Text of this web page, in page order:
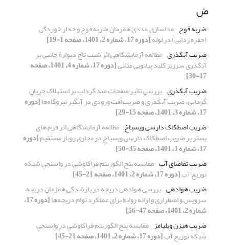
ض
ضربه قوچ مدلسازی عددی همزمان ضربه قوچ و جدار خوردگی
(حفره زدایی) در لوله[دوره 17، شماره 2، 1401، صفحه 1-19]
ضریب آبگذری مطالعه آزمایشگاهی اثر شیب تاج دیوارۀ جانبی بر
آبگذری سرریز کلید پیانویی مثلثی [دوره 17، شماره 4، 1401، صفحه
17-30]
ضریب آبگذری بررسی تاثیر صفحات ضد گرداب بر استهلاک جریان
گردابی، ضریب آبگذری و ضریب اُفت ورودی در آبگیر نیروگاه‌ها[دوره
17، شماره 3، 1401، صفحه 15-29]
ضریب اصطکاک دارسی ویسباخ مطالعه آزمایشگاهی اثر فرم های
بستر بر ضریب اصطکاک دارسی ویسباخ در مجاری روباز مستقیم[دوره
17، شماره 1، 1401، صفحه 35-50]
ضریب تقاضای آب مقایسه پنج الگوریتم فراکاوشی در واسنجی شبکه
توزیع آب[دوره 17، شماره 2، 1401، صفحه 21-45]
ضریب هوادهی بررسی هوادهی دریچه در بازشدگی همزمان دریچه
سرویس و اضطراری و ارائه روابط برای عملکرد توام دریچه‌ها [دوره 17،
شماره 2، 1401، صفحه 47-56]
ضریب هیزن ویلیامز مقایسه پنج الگوریتم فراکاوشی در واسنجی
شبکه توزیع آب[دوره 17، شماره 2، 1401، صفحه 21-45]